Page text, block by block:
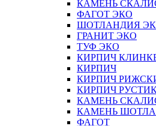
КАМЕНЬ
ФАГОТ ЭКО
ШОТЛАНДИЯ
ГРАНИТ ЭКО
ТУФ ЭКО
КИРПИЧ
КИРПИЧ
КИРПИЧ
КИРПИЧ
КАМЕНЬ
КАМЕНЬ
ФАГОТ